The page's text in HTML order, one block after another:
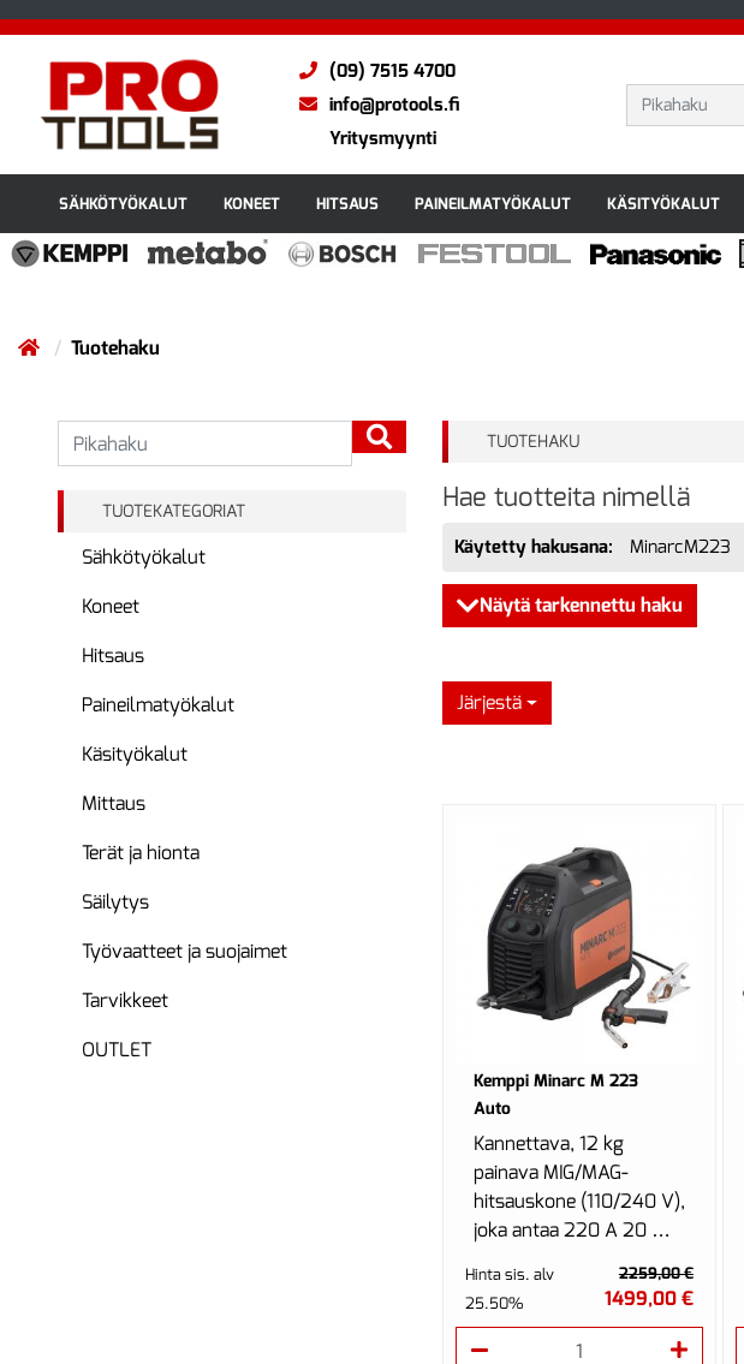
(09) 7515 4700
info@protools.fi
Yritysmyynti
SÄHKÖTYÖKALUT KONEET HITSAUS PAINEILMATYÖKALUT KÄSITYÖKALUT
Tuotehaku
TUOTEKATEGORIAT
Sähkötyökalut
Koneet
Hitsaus
Paineilmatyökalut
Käsityökalut
Mittaus
Terät ja hionta
Säilytys
Työvaatteet ja suojaimet
Tarvikkeet
OUTLET
TUOTEHAKU
Hae tuotteita nimellä
Käytetty hakusana: MinarcM223
Näytä tarkennettu haku
Järjestä
Kemppi Minarc M 223
Auto
Kannettava, 12 kg
painava MIG/MAG-
hitsauskone (110/240 V),
joka antaa 220 A 20 %
Saatavilla manuaalinen...
Hinta sis. alv
25.50%
2259,00 €
1499,00 €